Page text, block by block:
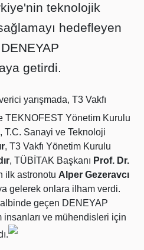
teknolojik
hedefleyen
getirdi.
yarışmada, T3 Vakfı
TEKNOFEST Yönetim Kurulu
, T.C. Sanayi ve Teknoloji
, T3 Vakfı Yönetim Kurulu
, TÜBİTAK Başkanı Prof. Dr.
ilk astronotu Alper Gezeravcı
gelerek onlara ilham verdi.
geçen DENEYAP
ve mühendisleri için